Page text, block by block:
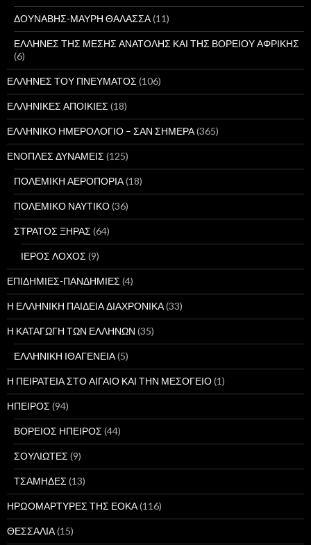
ΔΟΥΝΑΒΗΣ-ΜΑΥΡΗ ΘΑΛΑΣΣΑ(11)
ΕΛΛΗΝΕΣ ΤΗΣ ΜΕΣΗΣ ΑΝΑΤΟΛΗΣ ΚΑΙ ΤΗΣ ΒΟΡΕΙΟΥ ΑΦΡΙΚΗΣ
(6)
ΕΛΛΗΝΕΣ ΤΟΥ ΠΝΕΥΜΑΤΟΣ (106)
ΕΛΛΗΝΙΚΕΣ ΑΠΟΙΚΙΕΣ (18)
ΕΛΛΗΝΙΚΟ ΗΜΕΡΟΛΟΓΙΟ – ΣΑΝ ΣΗΜΕΡΑ(365)
ΕΝΟΠΛΕΣ ΔΥΝΑΜΕΙΣ (125)
ΠΟΛΕΜΙΚΗ ΑΕΡΟΠΟΡΙΑ(18)
ΠΟΛΕΜΙΚΟ ΝΑΥΤΙΚΟ(36)
ΣΤΡΑΤΟΣ ΞΗΡΑΣ (64)
ΙΕΡΟΣ ΛΟΧΟΣ (9)
ΕΠΙΔΗΜΙΕΣ-ΠΑΝΔΗΜΙΕΣ (4)
Η ΕΛΛΗΝΙΚΗ ΠΑΙΔΕΙΑ ΔΙΑΧΡΟΝΙΚΑ(33)
Η ΚΑΤΑΓΩΓΗ ΤΩΝ ΕΛΛΗΝΩΝ (35)
ΕΛΛΗΝΙΚΗ ΙΘΑΓΕΝΕΙΑ(5)
Η ΠΕΙΡΑΤΕΙΑ ΣΤΟ ΑΙΓΑΙΟ ΚΑΙ ΤΗΝ ΜΕΣΟΓΕΙΟ(1)
ΗΠΕΙΡΟΣ (94)
ΒΟΡΕΙΟΣ ΗΠΕΙΡΟΣ (44)
ΣΟΥΛΙΩΤΕΣ (9)
ΤΣΑΜΗΔΕΣ (13)
ΗΡΩΟΜΑΡΤΥΡΕΣ ΤΗΣ ΕΟΚΑ(116)
ΘΕΣΣΑΛΙΑ(15)